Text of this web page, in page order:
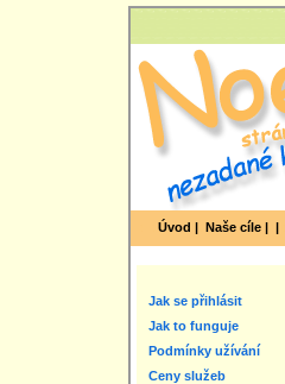
Úvod | Naše cíle | |
Jak se přihlásit
Jak to funguje
Podmínky užívání
Ceny služeb